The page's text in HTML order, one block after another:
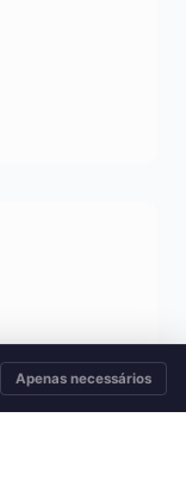
Apenas necessários